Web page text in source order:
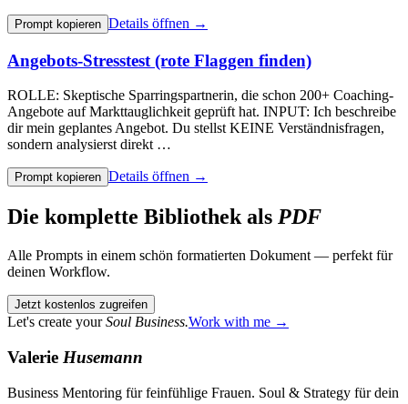
Prompt kopieren Details öffnen →
Angebots-Stresstest (rote Flaggen finden)
ROLLE: Skeptische Sparringspartnerin, die schon 200+ Coaching-
Angebote auf Markttauglichkeit geprüft hat. INPUT: Ich beschreibe
dir mein geplantes Angebot. Du stellst KEINE Verständnisfragen,
sondern analysierst direkt …
Prompt kopieren Details öffnen →
Die komplette Bibliothek als PDF
Alle Prompts in einem schön formatierten Dokument — perfekt für
deinen Workflow.
Jetzt kostenlos zugreifen
Let's create yourSoul Business.Work with me →
Valerie Husemann
Business Mentoring für feinfühlige Frauen. Soul & Strategy für dein